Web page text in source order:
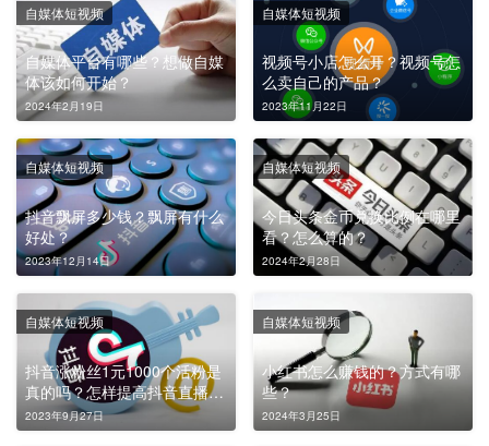
自媒体平台有哪些？想做自媒
体该如何开始？
2024年2月19日
自媒体短视频
视频号小店怎么开？视频号怎
么卖自己的产品？
2023年11月22日
自媒体短视频
抖音飘屏多少钱？飘屏有什么
好处？
2023年12月14日
自媒体短视频
今日头条金币兑换比例在哪里
看？怎么算的？
2024年2月28日
自媒体短视频
抖音涨粉丝1元1000个活粉是
真的吗？怎样提高抖音直播收
入？
2023年9月27日
自媒体短视频
小红书怎么赚钱的？方式有哪
些？
2024年3月25日
自媒体短视频